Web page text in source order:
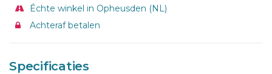
Échte winkel in Opheusden (NL)
Achteraf betalen
Specificaties